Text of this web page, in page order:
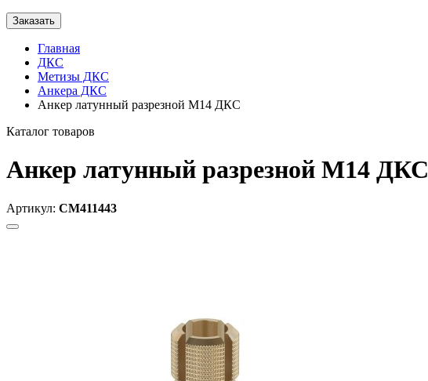
Заказать
Главная
ДКС
Метизы ДКС
Анкера ДКС
Анкер латунный разрезной М14 ДКС
Каталог товаров
Анкер латунный разрезной М14 ДКС
Артикул: CM411443